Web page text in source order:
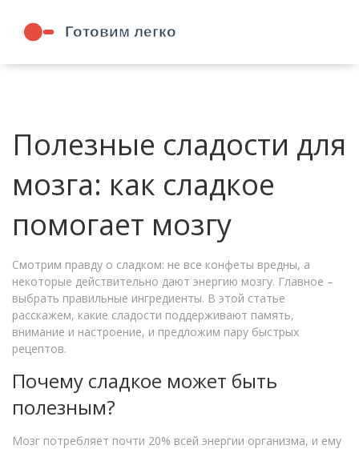
Полезные сладости для
мозга: как сладкое
помогает мозгу
Смотрим правду о сладком: не все конфеты вредны, а
некоторые действительно дают энергию мозгу. Главное –
выбрать правильные ингредиенты. В этой статье
расскажем, какие сладости поддерживают память,
внимание и настроение, и предложим пару быстрых
рецептов.
Почему сладкое может быть
полезным?
Мозг потребляет почти 20% всей энергии организма, и ему